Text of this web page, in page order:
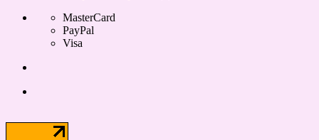
MasterCard
PayPal
Visa